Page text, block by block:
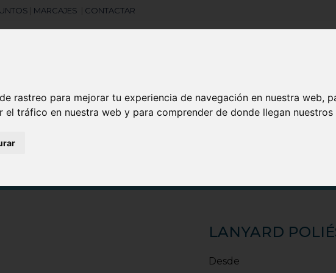
rastreo para mejorar tu experiencia de navegación en nuestra web,
el tráfico en nuestra web y para comprender de donde llegan nuestros
| MARCAJES | CONTACTAR
Bolis Libretas Laboral Camisetas Agendas
LANYARD
Desde